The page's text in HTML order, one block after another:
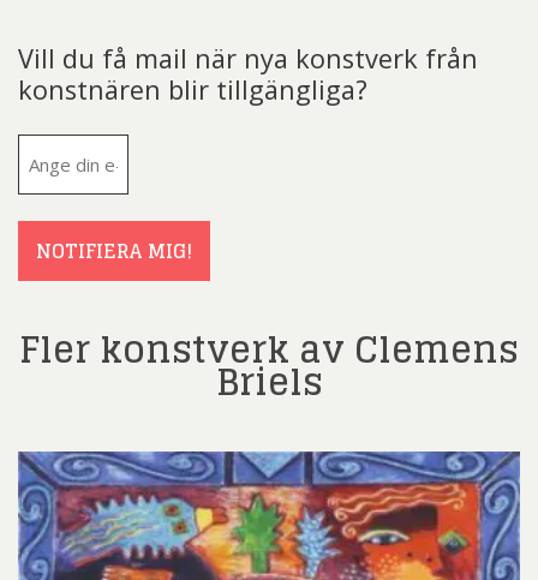
Vill du få mail när nya konstverk från
konstnären blir tillgängliga?
NOTIFIERA MIG!
Fler konstverk av Clemens
Briels